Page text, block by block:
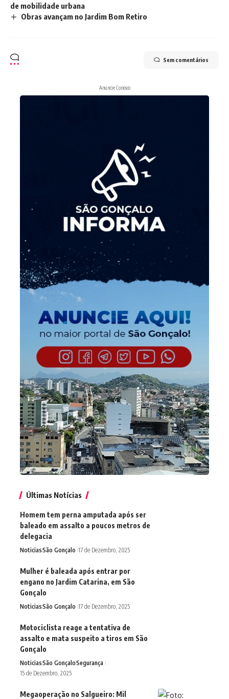
de mobilidade urbana
Obras avançam no Jardim Bom Retiro
Sem comentários
Anuncie Conosco
Últimas Notícias
Homem tem perna amputada após ser
baleado em assalto a poucos metros de
delegacia
NoticiasSão Gonçalo 17 de Dezembro, 2025
Mulher é baleada após entrar por
engano no Jardim Catarina, em São
Gonçalo
NoticiasSão Gonçalo 17 de Dezembro, 2025
Motociclista reage a tentativa de
assalto e mata suspeito a tiros em São
Gonçalo
NoticiasSão GonçaloSegurança
15 de Dezembro, 2025
Megaoperação no Salgueiro: Mil